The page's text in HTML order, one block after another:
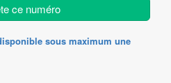
ce numéro
sous maximum une